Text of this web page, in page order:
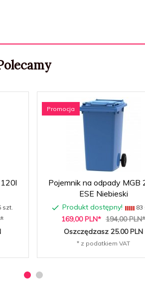
szt.
Promocja
Pojemnik na odpady MGB
ESE Niebieski
Produkt dostępny! 83
169,00 PLN* 194,00 PLN*
Oszczędzasz 25.00 PLN
* z podatkiem VAT